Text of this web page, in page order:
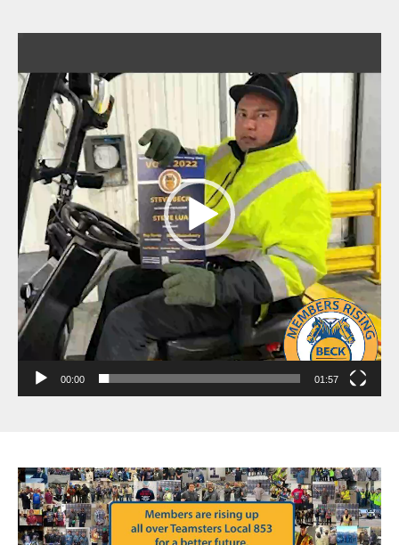
Player
00:00 01:57